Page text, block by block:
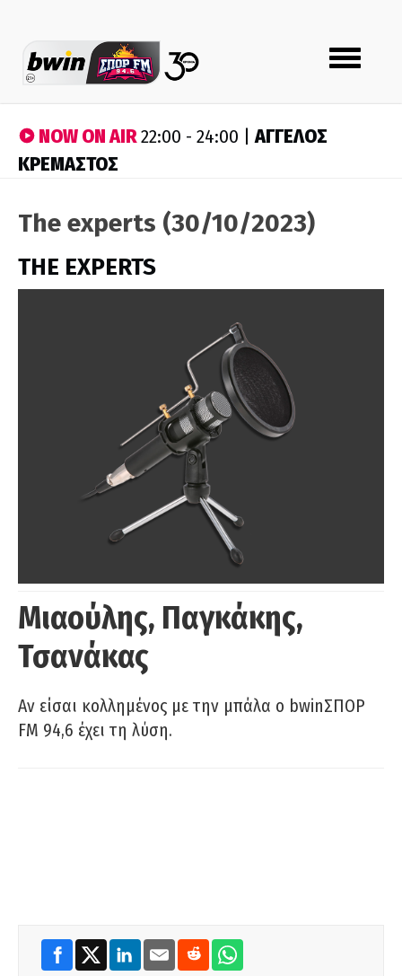
Toggle
navigation
NOW ON AIR22:00 - 24:00 |ΑΓΓΕΛΟΣ
ΚΡΕΜΑΣΤΟΣ
The experts (30/10/2023)
THE EXPERTS
Μιαούλης, Παγκάκης,
Τσανάκας
Αν είσαι κολλημένος με την μπάλα ο bwinΣΠΟΡ
FM 94,6 έχει τη λύση.